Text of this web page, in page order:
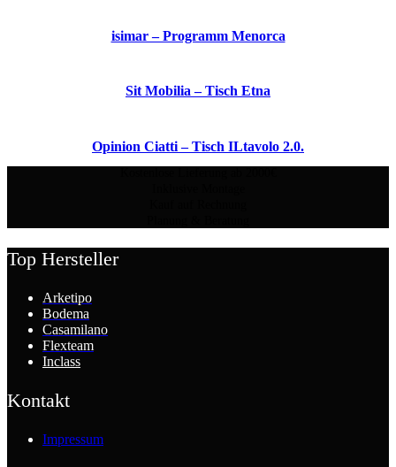
isimar – Programm Menorca
Sit Mobilia – Tisch Etna
Opinion Ciatti – Tisch ILtavolo 2.0.
Top Hersteller
Arketipo
Bodema
Casamilano
Flexteam
Inclass
Kontakt
Impressum